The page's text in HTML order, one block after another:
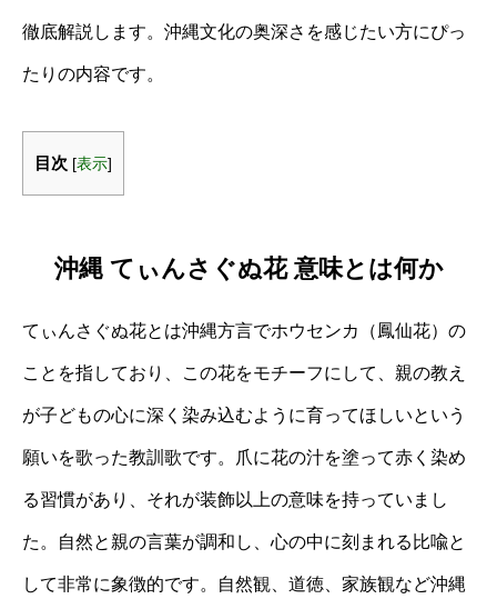
徹底解説します。沖縄文化の奥深さを感じたい方にぴっ
たりの内容です。
目次 [表示]
沖縄 てぃんさぐぬ花 意味とは何か
てぃんさぐぬ花とは沖縄方言でホウセンカ（鳳仙花）の
ことを指しており、この花をモチーフにして、親の教え
が子どもの心に深く染み込むように育ってほしいという
願いを歌った教訓歌です。爪に花の汁を塗って赤く染め
る習慣があり、それが装飾以上の意味を持っていまし
た。自然と親の言葉が調和し、心の中に刻まれる比喩と
して非常に象徴的です。自然観、道徳、家族観など沖縄